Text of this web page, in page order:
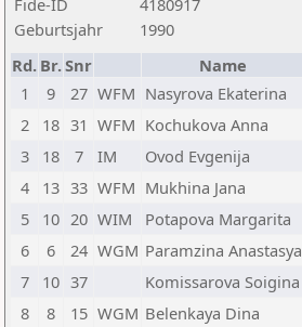
Fide-ID
4180917
Geburtsjahr
1990
Rd. Br.Snr Name
1
9 27 WFM Nasyrova Ekaterina
2
18 31 WFM Kochukova Anna
3
18 7 IM Ovod Evgenija
4
13 33 WFM Mukhina Jana
5
10 20 WIM Potapova Margarita
6
6 24 WGM Paramzina Anastasya
7
10 37 Komissarova Soigina
8
8 15 WGM Belenkaya Dina